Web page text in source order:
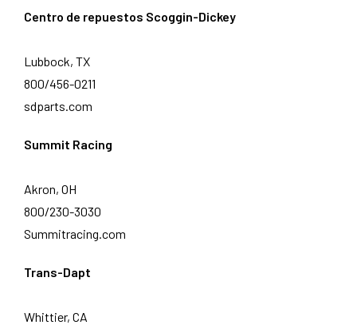
Centro de repuestos Scoggin-Dickey
Lubbock, TX
800/456-0211
sdparts.com
Summit Racing
Akron, OH
800/230-3030
Summitracing.com
Trans-Dapt
Whittier, CA